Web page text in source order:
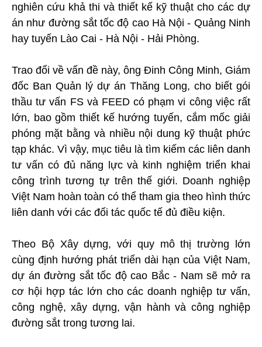
nghiên cứu khả thi và thiết kế kỹ thuật cho các dự
án như đường sắt tốc độ cao Hà Nội - Quảng Ninh
hay tuyến Lào Cai - Hà Nội - Hải Phòng.
Trao đổi về vấn đề này, ông Đinh Công Minh, Giám
đốc Ban Quản lý dự án Thăng Long, cho biết gói
thầu tư vấn FS và FEED có phạm vi công việc rất
lớn, bao gồm thiết kế hướng tuyến, cắm mốc giải
phóng mặt bằng và nhiều nội dung kỹ thuật phức
tạp khác. Vì vậy, mục tiêu là tìm kiếm các liên danh
tư vấn có đủ năng lực và kinh nghiệm triển khai
công trình tương tự trên thế giới. Doanh nghiệp
Việt Nam hoàn toàn có thể tham gia theo hình thức
liên danh với các đối tác quốc tế đủ điều kiện.
Theo Bộ Xây dựng, với quy mô thị trường lớn
cùng định hướng phát triển dài hạn của Việt Nam,
dự án đường sắt tốc độ cao Bắc - Nam sẽ mở ra
cơ hội hợp tác lớn cho các doanh nghiệp tư vấn,
công nghệ, xây dựng, vận hành và công nghiệp
đường sắt trong tương lai.